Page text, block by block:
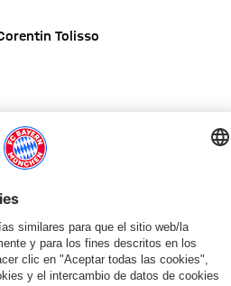
Tolisso
POR ASIA
FOOTBALL SUMMIT
FOOTBALL SUMMIT
GALERÍA
GALERÍA
Las
EN EL KAI TAK STADIUM
Por
qué
«AUDI SUMMER TOUR»
VÍDEO
Llamamiento